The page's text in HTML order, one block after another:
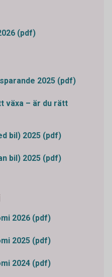
(pdf)
2025 (pdf)
växa – är du rätt
bil) 2025 (pdf)
bil) 2025 (pdf)
2026 (pdf)
2025 (pdf)
2024 (pdf)